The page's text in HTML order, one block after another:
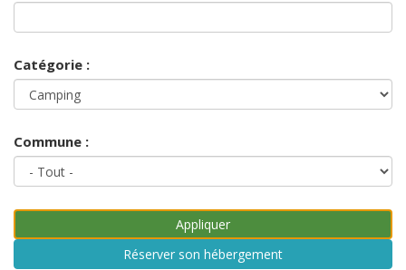
Catégorie :
Commune :
Réserver son hébergement